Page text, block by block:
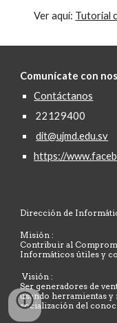
Ver aquí: Tutorial
Comunícate con
Contáctanos
22129400
dit@ujmd.edu.sv
https://
Dirección de
Misión :
Contribuir al
Informáticos útiles y
Visión :
Ser generadores de
usando herramientas
socialización del